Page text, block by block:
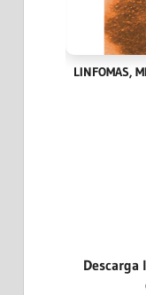
LINFOMAS,